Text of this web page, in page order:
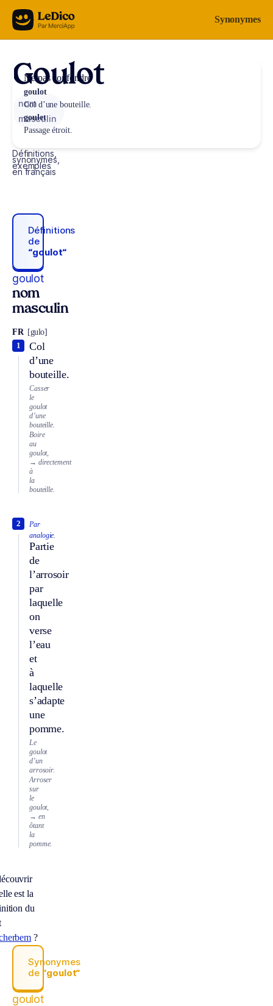
Aller au contenu Synonymes
Goulot
nom
masculin
Définitions,
synonymes,
exemples
en français
Définitions
de
“goulot“
goulot
nom
masculin
FR [gulo]
Col
d’une
bouteille.
1
Casser
le
goulot
d’une
bouteille.
Boire
au
goulot,
→ directement
à
la
bouteille.
Par
analogie.
Partie
de
l’arrosoir
par
laquelle
on
verse
l’eau
et
à
laquelle
s’adapte
une
pomme.
2
Le
goulot
d’un
arrosoir.
Arroser
sur
le
goulot,
→ en
ôtant
la
pomme.
est la
du
?
Synonymes
de “goulot“
goulot
Ne pas confondre
goulot
Col d’une bouteille.
goulet
Passage étroit.